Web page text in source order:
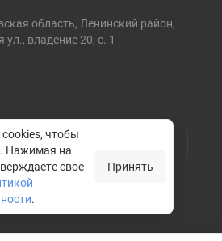
область, Ленинский район,
владение 20, с. 1
чтобы
Нажимая на
свое
.
Принять